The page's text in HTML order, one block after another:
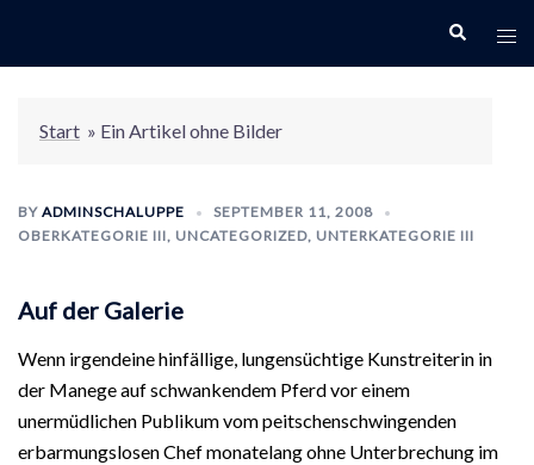
Search
Start » Ein Artikel ohne Bilder
BY ADMINSCHALUPPE
SEPTEMBER 11, 2008
OBERKATEGORIE III, UNCATEGORIZED, UNTERKATEGORIE III
Auf der Galerie
Wenn irgendeine hinfällige, lungensüchtige Kunstreiterin in
der Manege auf schwankendem Pferd vor einem
unermüdlichen Publikum vom peitschenschwingenden
erbarmungslosen Chef monatelang ohne Unterbrechung im